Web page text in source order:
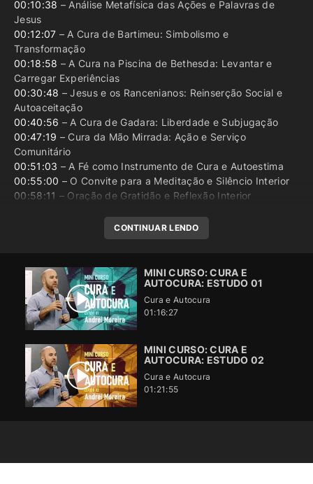
00:10:38 – Análise Metafísica das Ações e Palavras de
Jesus
00:12:07 – A Cura de Bartimeu: Simbolismo e
Transformação
00:18:58 – A Cura na Piscina de Bethesda: Levantar e
Carregar Experiências
00:30:48 – Jesus e os Rancenianos: Reinserção Social e
Autoaceitação
00:40:56 – A Cura de Gadara: Liberdade e Subjugação
00:47:19 – Cura da Mão Mirrada: Ação e Serviço
Comunitário
00:51:03 – A Fé como Instrumento de Cura e Autoestima
00:55:00 – O Convite para a Meditação e Silêncio Interior
00:58:11 – Oração de Gratidão e Reflexão Interior
CONTINUAR LENDO
MINI CURSO: CURA E
AUTOCURA: ESTUDO 01
Cura e Autocura
01:16:27
MINI CURSO: CURA E
AUTOCURA: ESTUDO 02
Cura e Autocura
01:21:55